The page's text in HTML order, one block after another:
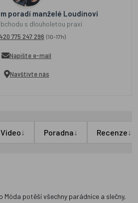
poradí manželé Loudínovi
s dlouholetou praxí
775 247 296 (10-17h)
Napište e-mail
Navštivte nás
Video↓ Poradna↓ Recenze↓
Móda potěší všechny parádnice a slečny,